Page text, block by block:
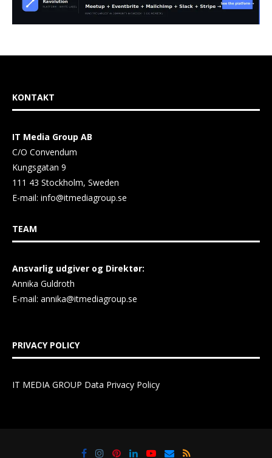
KONTAKT
IT Media Group AB
C/O Convendum
Kungsgatan 9
111 43 Stockholm, Sweden
E-mail: info@itmediagroup.se
TEAM
Ansvarlig udgiver og Direktør:
Annika Guldroth
E-mail: annika@itmediagroup.se
PRIVACY POLICY
IT MEDIA GROUP Data Privacy Policy